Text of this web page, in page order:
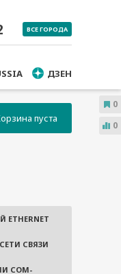
ВСЕ ГОРОДА
ДЗЕН
пуста
СВЯЗИ
COM-
0
0